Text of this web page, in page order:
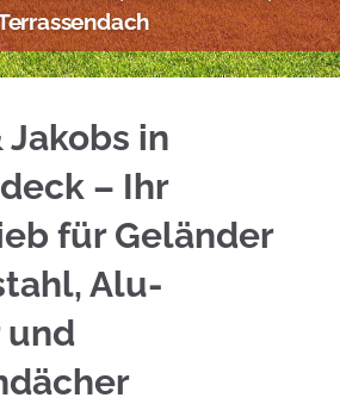
Jakobs in
– Ihr
für Geländer
Alu-
und